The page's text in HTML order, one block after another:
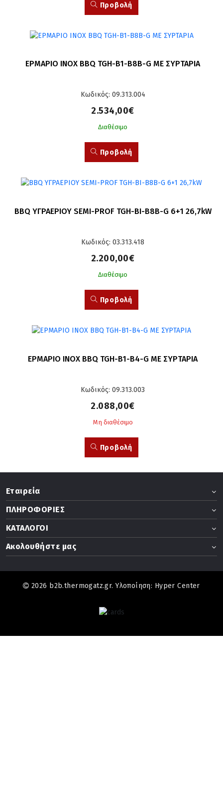
Προβολή
ΕΡΜΑΡΙΟ INOX BBQ TGH-B1-B8B-G ΜΕ ΣΥΡΤΑΡΙΑ
Κωδικός: 09.313.004
2.534,00€
Διαθέσιμο
Προβολή
BBQ ΥΓΡΑΕΡΙΟΥ SEMI-PROF TGH-BI-B8B-G 6+1 26,7kW
Κωδικός: 03.313.418
2.200,00€
Διαθέσιμο
Προβολή
ΕΡΜΑΡΙΟ INOX BBQ TGH-B1-B4-G ΜΕ ΣΥΡΤΑΡΙΑ
Κωδικός: 09.313.003
2.088,00€
Μη διαθέσιμο
Προβολή
Εταιρεία
ΠΛΗΡΟΦΟΡΙΕΣ
ΚΑΤΑΛΟΓΟΙ
Ακολουθήστε μας
2026 b2b.thermogatz.gr. Υλοποίηση: Hyper Center